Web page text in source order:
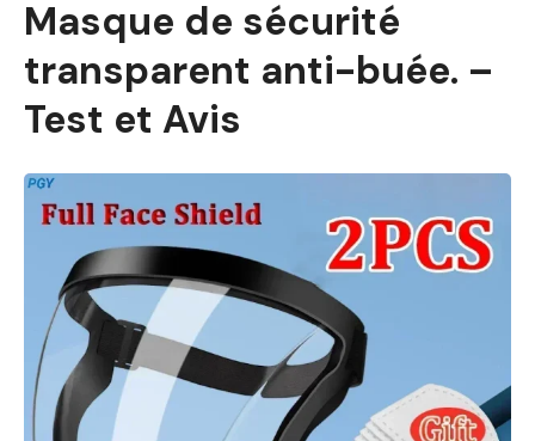
Masque de sécurité
transparent anti-buée. –
Test et Avis